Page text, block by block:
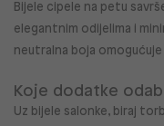
Bijele cipele na petu
elegantnim odijelima i
neutralna boja
Koje dodatke
Uz bijele salonke, biraj